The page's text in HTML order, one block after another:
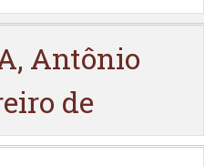
Antônio
de